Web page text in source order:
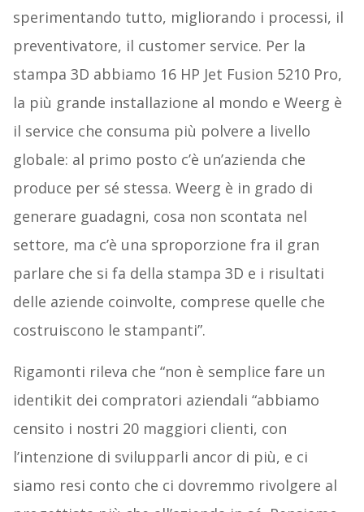
sperimentando tutto, migliorando i processi, il
preventivatore, il customer service. Per la
stampa 3D abbiamo 16 HP Jet Fusion 5210 Pro,
la più grande installazione al mondo e Weerg è
il service che consuma più polvere a livello
globale: al primo posto c’è un’azienda che
produce per sé stessa. Weerg è in grado di
generare guadagni, cosa non scontata nel
settore, ma c’è una sproporzione fra il gran
parlare che si fa della stampa 3D e i risultati
delle aziende coinvolte, comprese quelle che
costruiscono le stampanti”.
Rigamonti rileva che “non è semplice fare un
identikit dei compratori aziendali “abbiamo
censito i nostri 20 maggiori clienti, con
l’intenzione di svilupparli ancor di più, e ci
siamo resi conto che ci dovremmo rivolgere al